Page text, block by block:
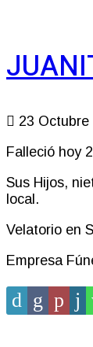
23 Octubre
Falleció hoy
Sus Hijos,
local.
Velatorio en
Empresa